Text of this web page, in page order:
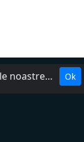
Utilizăm cookie pentru a vă oferi serviciile noastre. Cookie-urile facilitează interacțiunea cu site-ul web și ne ajută să-l facem mai util pentru dumneavoastră. Ok